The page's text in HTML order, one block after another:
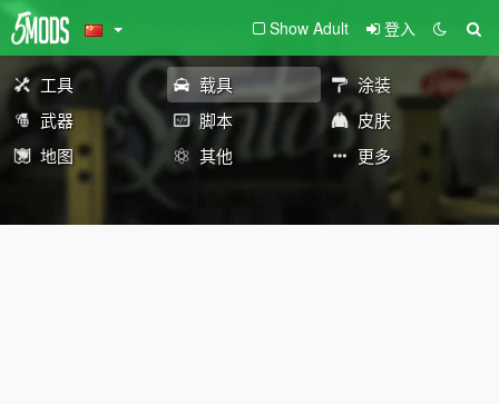
Show Adult 登入
工具 载具
涂装
武器
脚本
皮肤
地图
其他 更多